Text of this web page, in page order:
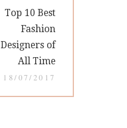
Top 10 Best
Fashion
Designers of
All Time
18/07/2017